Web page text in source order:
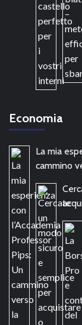
Economia
La mia
cammino